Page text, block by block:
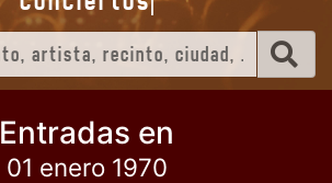
Entradas en
01 enero 1970